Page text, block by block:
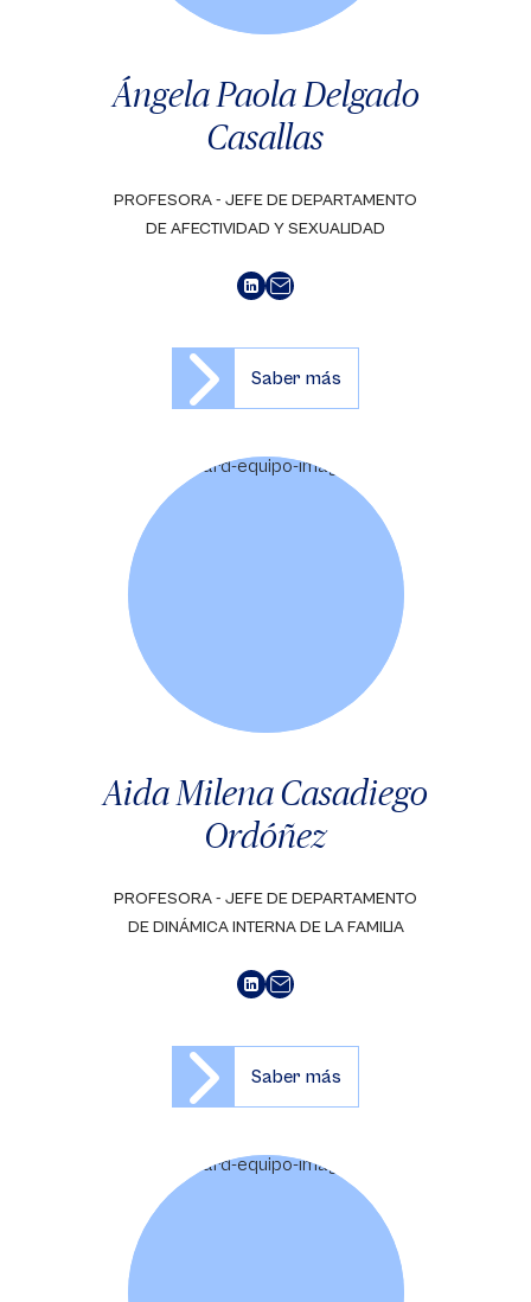
Ángela Paola Delgado
Casallas
PROFESORA - JEFE DE DEPARTAMENTO
DE AFECTIVIDAD Y SEXUALIDAD
Saber más
Aida Milena Casadiego
Ordóñez
PROFESORA - JEFE DE DEPARTAMENTO
DE DINÁMICA INTERNA DE LA FAMILIA
Saber más